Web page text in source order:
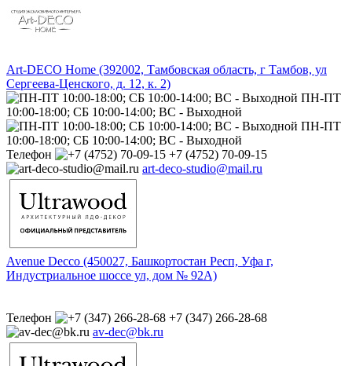
Art-DECO Home (392002, Тамбовская область, г Тамбов, ул
Сергеева-Ценского, д. 12, к. 2)
ПН-ПТ
10:00-18:00; СБ 10:00-14:00; ВС - Выходной
ПН-ПТ
10:00-18:00; СБ 10:00-14:00; ВС - Выходной
Телефон
+7 (4752) 70-09-15
art-deco-studio@mail.ru
Avenue Decco (450027, Башкортостан Респ, Уфа г,
Индустриальное шоссе ул, дом № 92А)
Телефон
+7 (347) 266-28-68
av-dec@bk.ru